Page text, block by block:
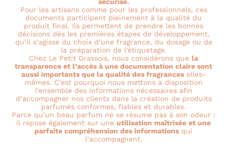
Pour les artisans comme pour les professionnels, ces
documents participent pleinement à la qualité du
produit final. Ils permettent de prendre les bonnes
décisions dès les premières étapes de développement,
qu’il s’agisse du choix d’une fragrance, du dosage ou de
la préparation de l’étiquetage.
Chez Le Petit Grassois, nous considérons que la
transparence et l’accès à une documentation claire sont
aussi importants que la qualité des fragrances elles-
mêmes. C’est pourquoi nous mettons à disposition
l’ensemble des informations nécessaires afin
d’accompagner nos clients dans la création de produits
parfumés conformes, fiables et durables.
Parce qu’un beau parfum ne se résume pas à son odeur :
il repose également sur une utilisation maîtrisée et une
parfaite compréhension des informations qui
l’accompagnent.